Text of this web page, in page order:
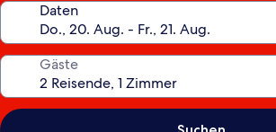
Daten
Gäste